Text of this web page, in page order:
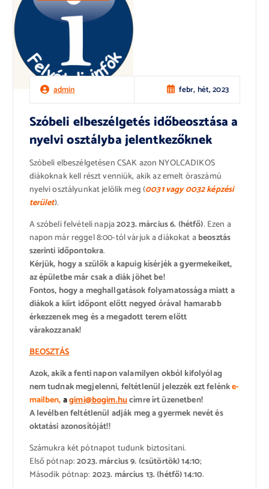
admin febr, hét, 2023
Szóbeli elbeszélgetés időbeosztása a
nyelvi osztályba jelentkezőknek
Szóbeli elbeszélgetésen CSAK azon NYOLCADIKOS
diákoknak kell részt venniük, akik az emelt óraszámú
nyelvi osztályunkat jelölik meg (0031 vagy 0032 képzési
terület).
A szóbeli felvételi napja2023. március 6. (hétfő). Ezen a
napon már reggel 8:00-tól várjuk a diákokat abeosztás
szerinti időpontokra.
Kérjük, hogy a szülők a kapuig kísérjék a gyermekeiket,
az épületbe már csak a diák jöhet be!
Fontos, hogy a meghallgatások folyamatossága miatt a
diákok a kiírt időpont előtt negyed órával hamarabb
érkezzenek meg és a megadott terem előtt
várakozzanak!
BEOSZTÁS
Azok, akik a fenti napon valamilyen okból kifolyólag
nem tudnak megjelenni, feltétlenül jelezzék ezt felénke-
mailben,agimi@bogim.hucímre írt üzenetben!
A levélben feltétlenül adják meg a gyermek nevét és
oktatási azonosítóját!!
Számukra két pótnapot tudunk biztosítani.
Első pótnap:2023. március 9. (csütörtök) 14:10;
Második pótnap: 2023. március 13. (hétfő) 14:10.